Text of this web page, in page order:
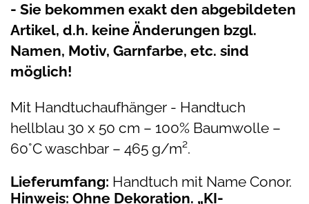
- Sie bekommen exakt den abgebildeten
Artikel, d.h. keine Änderungen bzgl.
Namen, Motiv, Garnfarbe, etc. sind
möglich!
Mit Handtuchaufhänger - Handtuch
hellblau 30 x 50 cm – 100% Baumwolle –
60°C waschbar – 465 g/m².
Lieferumfang: Handtuch mit Name Conor.
Hinweis: Ohne Dekoration. „KI-